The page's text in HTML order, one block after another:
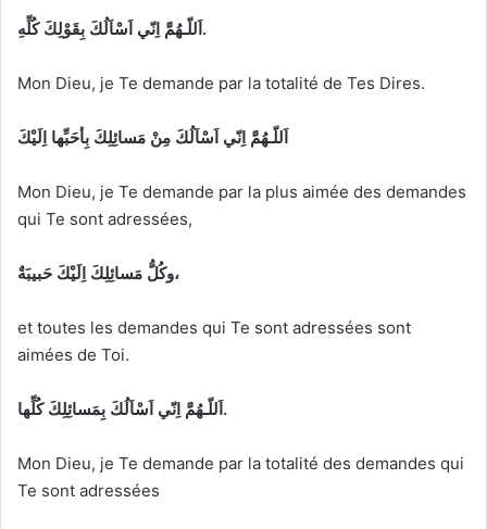
اَللّـهُمَّ اِنّي اَسْاَلُكَ بِقَوْلِكَ كُلِّهِ.
Mon Dieu, je Te demande par la totalité de Tes Dires.
اَللّـهُمَّ اِنّي اَسْاَلُكَ مِنْ مَسائِلِكَ بِأحَبِّها اِلَيْكَ
Mon Dieu, je Te demande par la plus aimée des demandes
qui Te sont adressées,
وكُلُّ مَسائِلِكَ اِلَيْكَ حَبيبَةٌ،
et toutes les demandes qui Te sont adressées sont
aimées de Toi.
اَللّـهُمَّ اِنّي اَسْاَلُكَ بِمَسائِلِكَ كُلِّها.
Mon Dieu, je Te demande par la totalité des demandes qui
Te sont adressées